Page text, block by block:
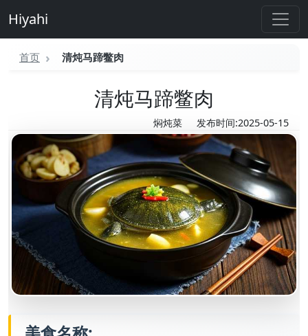
Hiyahi
首页 清炖马蹄鳖肉
清炖马蹄鳖肉
焖炖菜 发布时间:2025-05-15